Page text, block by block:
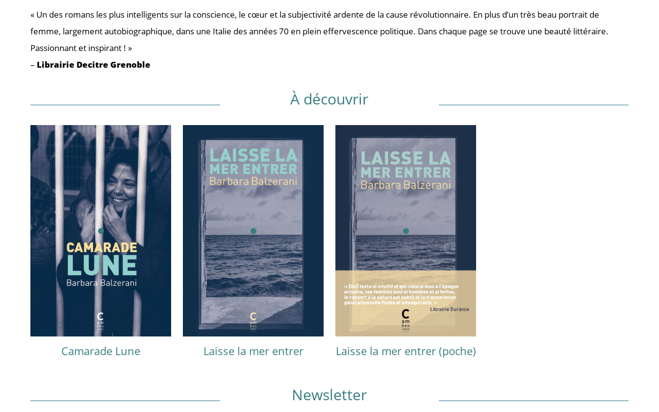
« Un des romans les plus intelligents sur la conscience, le cœur et la subjectivité ardente de la cause révolutionnaire. En plus d’un très beau portrait de
femme, largement autobiographique, dans une Italie des années 70 en plein effervescence politique. Dans chaque page se trouve une beauté littéraire.
Passionnant et inspirant ! »
– Librairie Decitre Grenoble
À découvrir
Camarade Lune Laisse la mer entrer Laisse la mer entrer (poche)
Newsletter